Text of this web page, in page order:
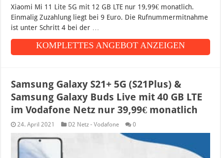
Xiaomi Mi 11 Lite 5G mit 12 GB LTE nur 19,99€ monatlich.
Einmalig Zuzahlung liegt bei 9 Euro. Die Rufnummermitnahme
ist unter Schritt 4 bei der …
KOMPLETTES ANGEBOT ANZEIGEN
Samsung Galaxy S21+ 5G (S21Plus) &
Samsung Galaxy Buds Live mit 40 GB LTE
im Vodafone Netz nur 39,99€ monatlich
24. April 2021 D2 Netz - Vodafone 0